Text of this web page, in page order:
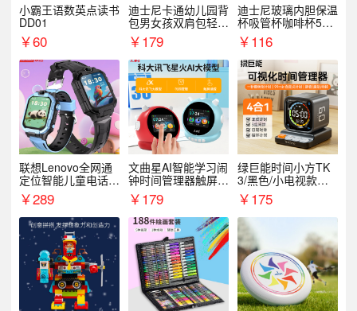
小霸王语数英点读书
DD01
￥60
迪士尼卡通幼儿园背
包男女孩双肩包轻便
可爱小背包B20107
￥179
迪士尼玻璃内胆保温
杯吸管杯咖啡杯530
MLH15135
￥116
联想Lenovo全网通
定位智能儿童电话手
表A1
￥289
文曲星AI智能学习闹
钟时间管理器触屏N
1pro
￥179
绿巨能时间小方TK
3/黑色/小电视款【T
K3】
￥175